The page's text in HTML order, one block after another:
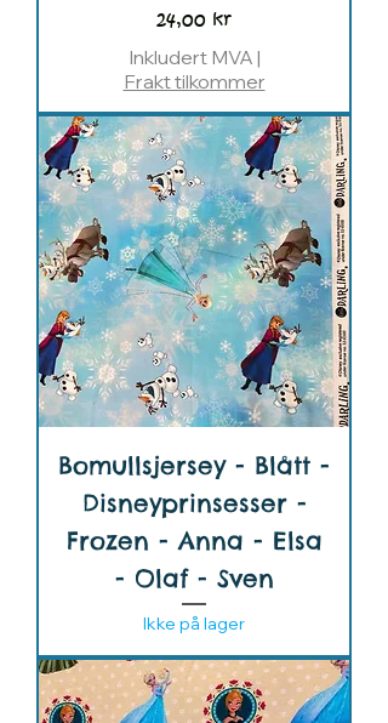
Pris
24,00 kr
Inkludert MVA |
Frakt tilkommer
Bomullsjersey - Blått -
Disneyprinsesser -
Frozen - Anna - Elsa
- Olaf - Sven
Ikke på lager